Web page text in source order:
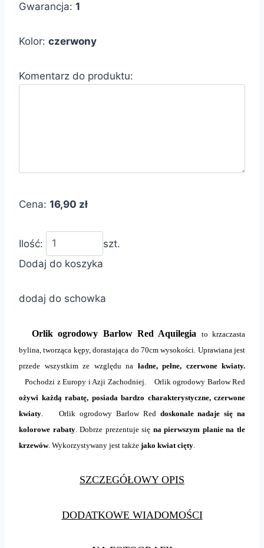
Gwarancja: 1
Kolor: czerwony
Komentarz do produktu:
Cena: 16,90 zł
Ilość:
szt.
Dodaj do koszyka
dodaj do schowka
Orlik ogrodowy Barlow Red Aquilegia to krzaczasta
bylina, tworząca kępy, dorastająca do 70cm wysokości. Uprawiana jest
przede wszystkim ze względu na ładne, pełne, czerwone kwiaty.
Pochodzi z Europy i Azji Zachodniej. Orlik ogrodowy Barlow Red
ożywi każdą rabatę, posiada bardzo charakterystyczne, czerwone
kwiaty. Orlik ogrodowy Barlow Red doskonale nadaje się na
kolorowe rabaty. Dobrze prezentuje się na pierwszym planie na tle
krzewów. Wykorzystywany jest także jako kwiat cięty.
SZCZEGÓŁOWY OPIS
DODATKOWE WIADOMOŚCI